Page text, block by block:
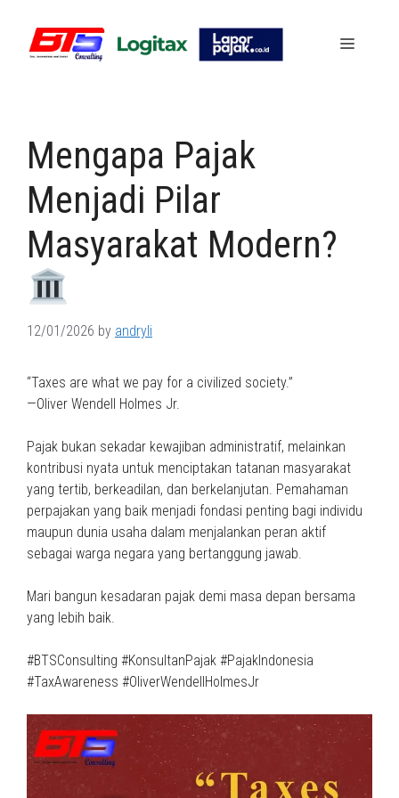
content
Menu
Mengapa Pajak
Menjadi Pilar
Masyarakat Modern?
12/01/2026 by andryli
“Taxes are what we pay for a civilized society.”
—Oliver Wendell Holmes Jr.
Pajak bukan sekadar kewajiban administratif, melainkan
kontribusi nyata untuk menciptakan tatanan masyarakat
yang tertib, berkeadilan, dan berkelanjutan. Pemahaman
perpajakan yang baik menjadi fondasi penting bagi individu
maupun dunia usaha dalam menjalankan peran aktif
sebagai warga negara yang bertanggung jawab.
Mari bangun kesadaran pajak demi masa depan bersama
yang lebih baik.
#BTSConsulting #KonsultanPajak #PajakIndonesia
#TaxAwareness #OliverWendellHolmesJr